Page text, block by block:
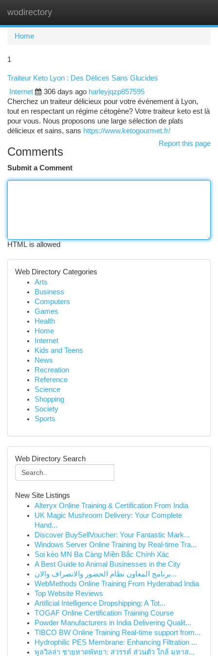
wodirectory
Home
1
Traiteur Keto Lyon : Des Délices Sans Glucides
Internet
306 days ago harleyjqzp857595
Cherchez un traiteur délicieux pour votre événement à Lyon,
tout en respectant un régime cétogène? Votre traiteur keto est là
pour vous. Nous proposons une large sélection de plats
délicieux et sains, sans https://www.ketogourmet.fr/
Report this page
Comments
Submit a Comment
HTML is allowed
Web Directory Categories
Arts
Business
Computers
Games
Health
Home
Internet
Kids and Teens
News
Recreation
Reference
Science
Shopping
Society
Sports
Web Directory Search
New Site Listings
Alteryx Online Training & Certification From India
UK Magic Mushroom Delivery: Your Complete
Hand...
Discover BuySellVoucher: Your Fantastic Mark...
Windows Server Online Training by Real-time Tra...
Soi kèo MN Ba Càng Miền Bắc Chính Xác
A Best Guide to Animal Businesses in the City
برنامج المعاون نظام الحضور والانصراف والان...
WebMethods Online Training From Hyderabad India
Top Website Reviews
Artificial Intelligence Dropshipping: A Tot...
TOGAF Online Certification Training Course
Powder Manufacturers in India Delivering Qualit...
TIBCO BW Online Training Real-time support from...
Hydrophilic PES Membrane: Enhancing Filtration ...
พูลวิลล่า ชายหาดพัทยา: สวรรค์ ส่วนตัว ใกล้ มหาส...